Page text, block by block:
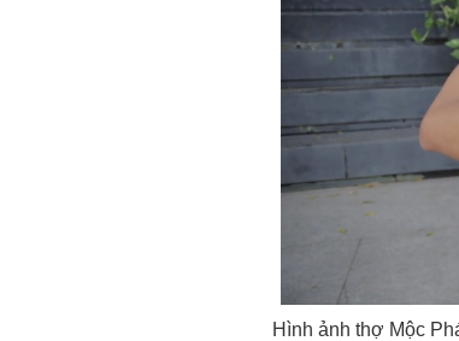
Hình ảnh thợ Mộc